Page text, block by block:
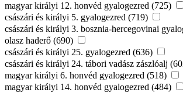
magyar királyi 12. honvéd gyalogezred (725)
császári és királyi 5. gyalogezred (719)
császári és királyi 3. bosznia-hercegovinai
olasz haderő (690)
császári és királyi 25. gyalogezred (636)
császári és királyi 24. tábori vadász zászlóalj
magyar királyi 6. honvéd gyalogezred (518)
magyar királyi 14. honvéd gyalogezred (484)